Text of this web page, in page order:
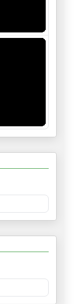
الى سي
01/12/2025
17/08/2025